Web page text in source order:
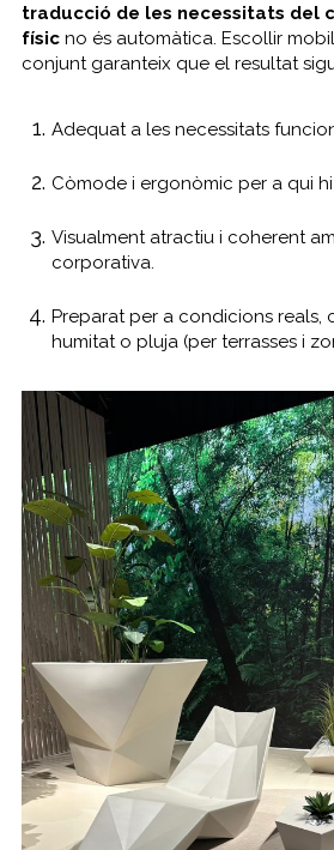
traducció de les necessitats del
físicno és automàtica. Escollir
conjunt garanteix que el resultat
Adequat a les necessitats
Còmode i ergonòmic per a qui
Visualment atractiu i coherent
corporativa.
Preparat per a condicions reals,
humitat o pluja (per terrasses i